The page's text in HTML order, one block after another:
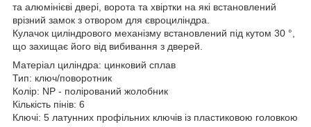
та алюмінієві двері, ворота та хвіртки на які встановлений
врізний замок з отвором для євроциліндра.
Кулачок циліндрового механізму встановлений під кутом 30 °,
що захищає його від вибивання з дверей.
Матеріал циліндра: цинковий сплав
Тип: ключ/поворотник
Колір: NP - полірований жолобник
Кількість пінів: 6
Ключі: 5 латунних профільних ключів із пластиковою головкою